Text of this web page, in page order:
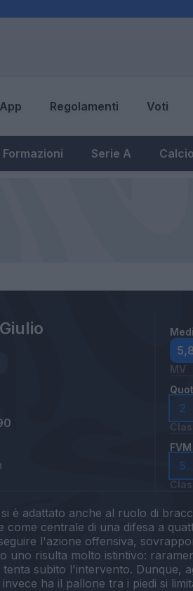
App Regolamenti Voti
Serie A
MV
2
FVM
5
è adattato anche al ruolo di
come centrale di una difesa a
l'azione offensiva,
uno risulta molto istintivo:
subito l'intervento. Dunque,
ha il pallone tra i piedi si